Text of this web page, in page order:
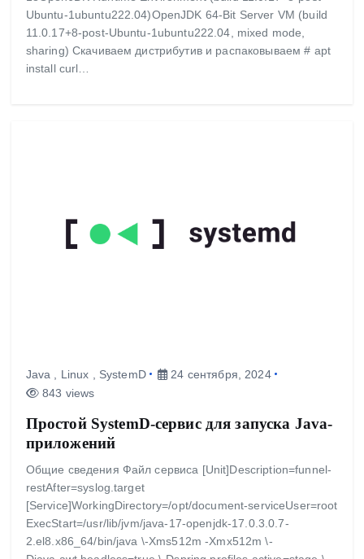
Ubuntu-1ubuntu222.04)OpenJDK 64-Bit Server VM (build
11.0.17+8-post-Ubuntu-1ubuntu222.04, mixed mode,
sharing) Скачиваем дистрибутив и распаковываем # apt
install curl…
Java Linux SystemD
24 сентября, 2024
843 views
Простой SystemD-сервис для запуска Java-
приложений
Общие сведения Файл сервиса [Unit]Description=funnel-
restAfter=syslog.target
[Service]WorkingDirectory=/opt/document-serviceUser=root
ExecStart=/usr/lib/jvm/java-17-openjdk-17.0.3.0.7-
2.el8.x86_64/bin/java \-Xms512m -Xmx512m \-